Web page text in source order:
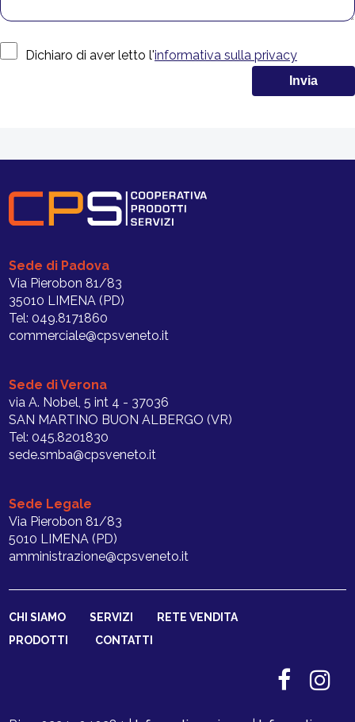
Dichiaro di aver letto l'informativa sulla privacy
Sede di Padova
Via Pierobon 81/83
35010 LIMENA (PD)
Tel: 049.8171860
commerciale@cpsveneto.it
Sede di Verona
via A. Nobel, 5 int 4 - 37036
SAN MARTINO BUON ALBERGO (VR)
Tel: 045.8201830
sede.smba@cpsveneto.it
Sede Legale
Via Pierobon 81/83
5010 LIMENA (PD)
amministrazione@cpsveneto.it
CHI SIAMO SERVIZI
RETE VENDITA
PRODOTTI
CONTATTI